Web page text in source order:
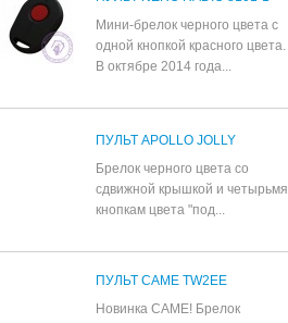
Мини-брелок черного цвета с
одной кнопкой красного цвета.
В октябре 2014 года...
ПУЛЬТ APOLLO JOLLY
Брелок черного цвета со
сдвижной крышкой и четырьмя
кнопкам цвета "под...
ПУЛЬТ CAME TW2EE
Новинка CAME! Брелок